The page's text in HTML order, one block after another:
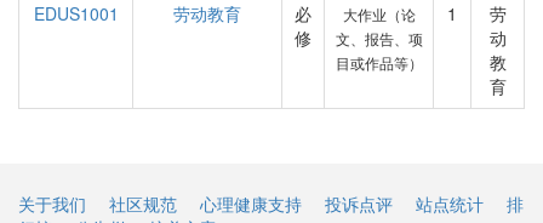
EDUS1001
劳动教育
必
修
大作业（论
文、报告、项
目或作品等）
1
劳
动
教
育
关于我们 社区规范 心理健康支持 投诉点评 站点统计
排